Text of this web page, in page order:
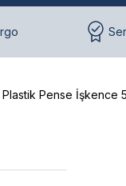
Pense İşkence